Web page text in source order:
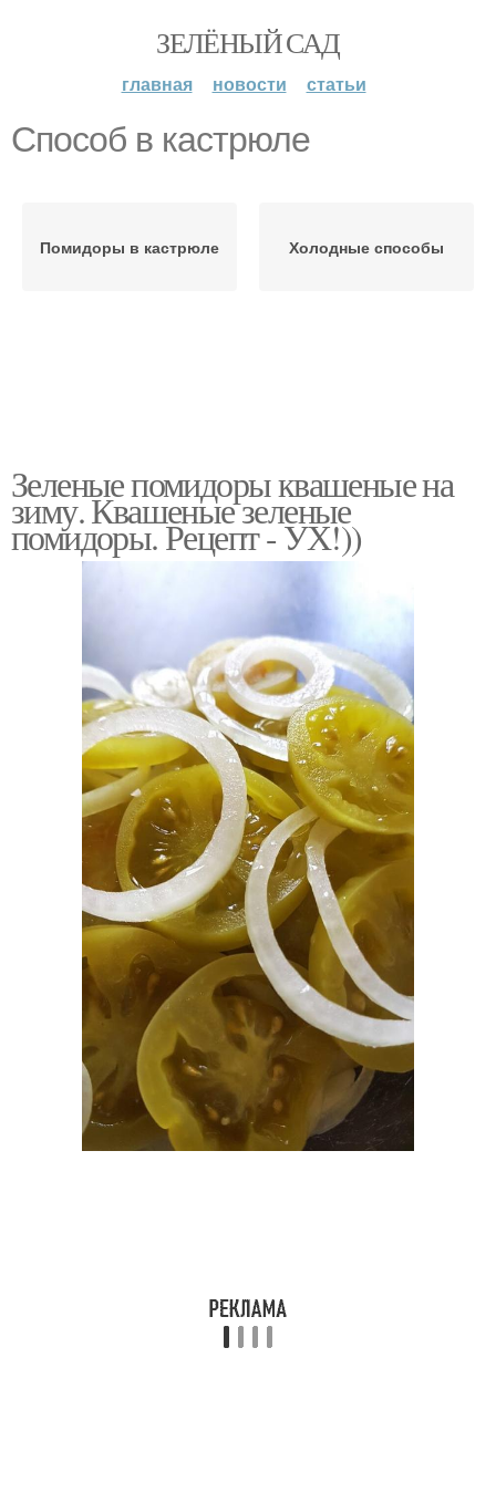
ЗЕЛЁНЫЙ САД
главная новости статьи
Способ в кастрюле
Помидоры в кастрюле Холодные способы
Зеленые помидоры квашеные на
зиму. Квашеные зеленые
помидоры. Рецепт - УХ!))